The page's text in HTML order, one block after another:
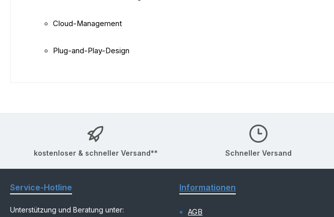
Cloud-Management
Plug-and-Play-Design
kostenloser & schneller Versand** Schneller Versand
Service-Hotline
Unterstützung und Beratung unter:
Informationen
AGB